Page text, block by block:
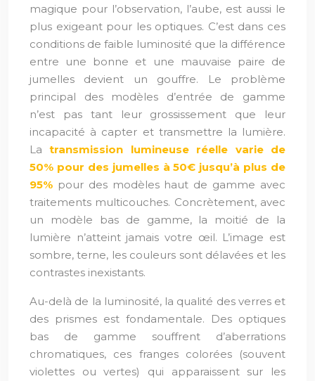
magique pour l’observation, l’aube, est aussi le
plus exigeant pour les optiques. C’est dans ces
conditions de faible luminosité que la différence
entre une bonne et une mauvaise paire de
jumelles devient un gouffre. Le problème
principal des modèles d’entrée de gamme
n’est pas tant leur grossissement que leur
incapacité à capter et transmettre la lumière.
Latransmission lumineuse réelle varie de
50% pour des jumelles à 50€ jusqu’à plus de
95% pour des modèles haut de gamme avec
traitements multicouches. Concrètement, avec
un modèle bas de gamme, la moitié de la
lumière n’atteint jamais votre œil. L’image est
sombre, terne, les couleurs sont délavées et les
contrastes inexistants.
Au-delà de la luminosité, la qualité des verres et
des prismes est fondamentale. Des optiques
bas de gamme souffrent d’aberrations
chromatiques, ces franges colorées (souvent
violettes ou vertes) qui apparaissent sur les